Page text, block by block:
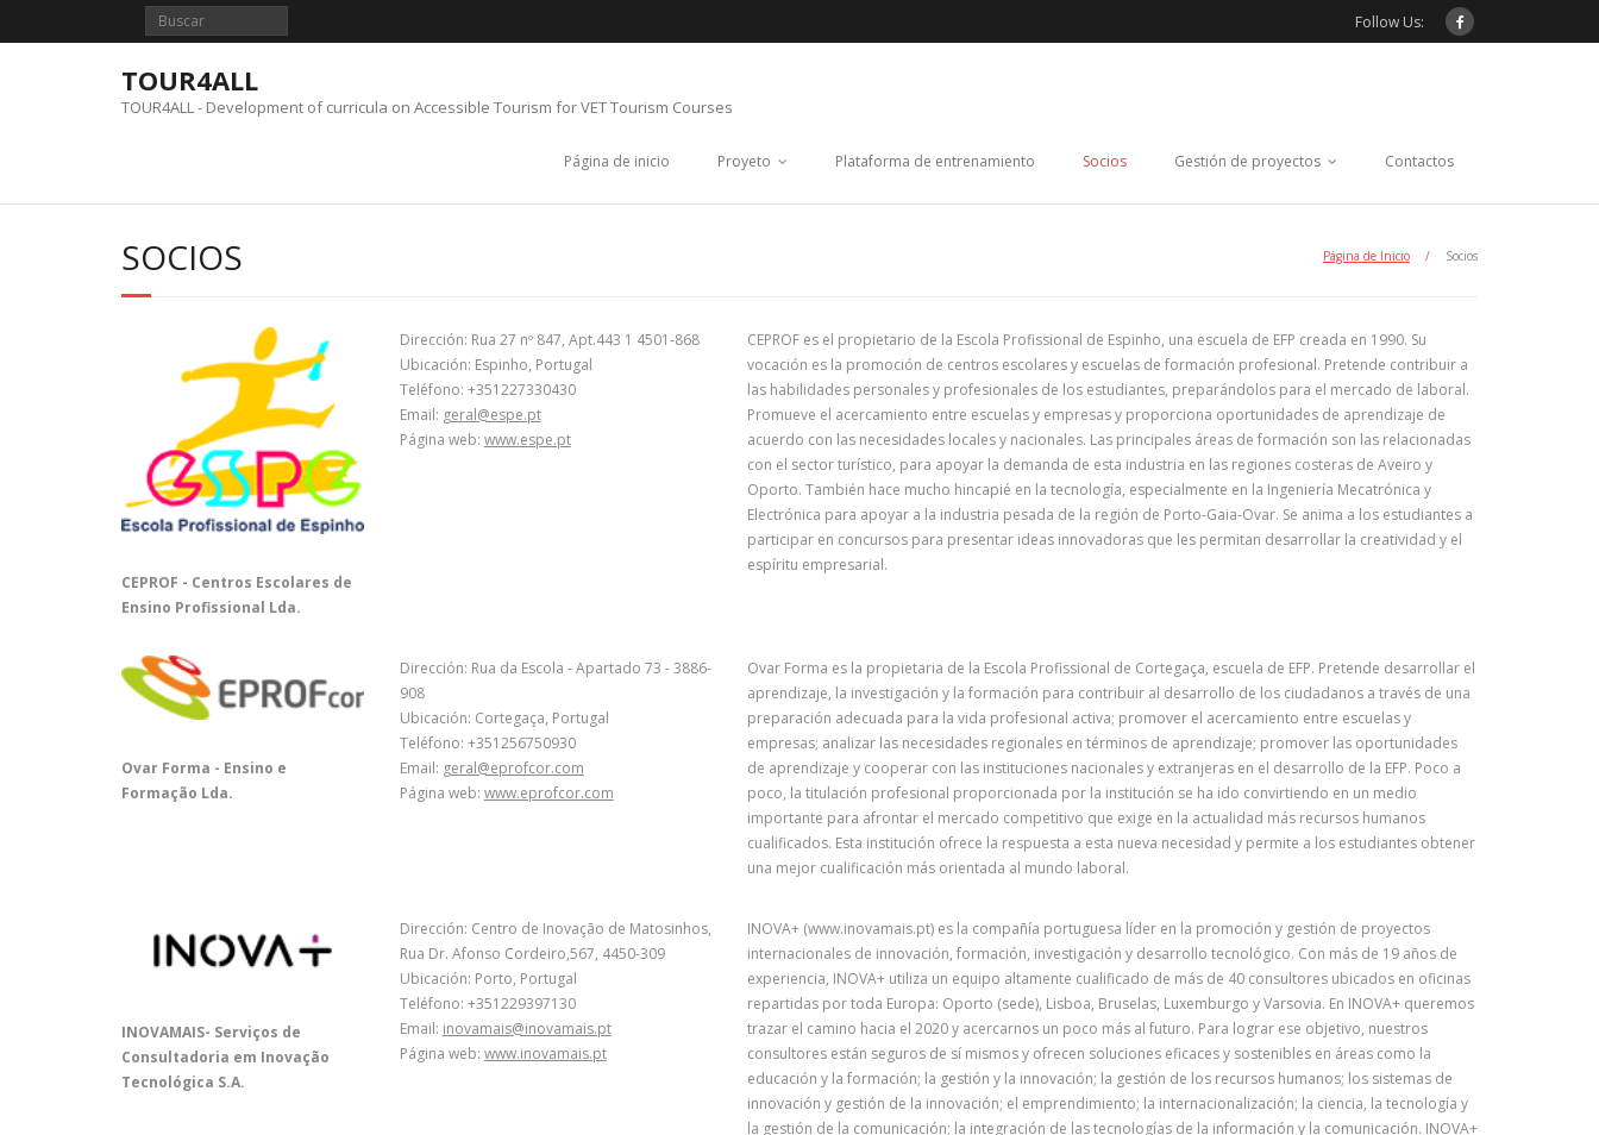
Follow Us:
TOUR4ALL
TOUR4ALL - Development of curricula on Accessible Tourism for VET Tourism Courses
Página de inicio Proyeto Plataforma de entrenamiento Socios Gestión de proyectos Contactos
SOCIOS Página de Inicio / Socios
CEPROF - Centros Escolares de
Ensino Profissional Lda.
Dirección: Rua 27 nº 847, Apt.443 1 4501-868
Ubicación: Espinho, Portugal
Teléfono: +351227330430
Email: geral@espe.pt
Página web: www.espe.pt
CEPROF es el propietario de la Escola Profissional de Espinho, una escuela de EFP creada en 1990. Su
vocación es la promoción de centros escolares y escuelas de formación profesional. Pretende contribuir a
las habilidades personales y profesionales de los estudiantes, preparándolos para el mercado de laboral.
Promueve el acercamiento entre escuelas y empresas y proporciona oportunidades de aprendizaje de
acuerdo con las necesidades locales y nacionales. Las principales áreas de formación son las relacionadas
con el sector turístico, para apoyar la demanda de esta industria en las regiones costeras de Aveiro y
Oporto. También hace mucho hincapié en la tecnología, especialmente en la Ingeniería Mecatrónica y
Electrónica para apoyar a la industria pesada de la región de Porto-Gaia-Ovar. Se anima a los estudiantes a
participar en concursos para presentar ideas innovadoras que les permitan desarrollar la creatividad y el
espíritu empresarial.
Ovar Forma - Ensino e
Formação Lda.
Dirección: Rua da Escola - Apartado 73 - 3886-
908
Ubicación: Cortegaça, Portugal
Teléfono: +351256750930
Email: geral@eprofcor.com
Página web: www.eprofcor.com
Ovar Forma es la propietaria de la Escola Profissional de Cortegaça, escuela de EFP. Pretende desarrollar el
aprendizaje, la investigación y la formación para contribuir al desarrollo de los ciudadanos a través de una
preparación adecuada para la vida profesional activa; promover el acercamiento entre escuelas y
empresas; analizar las necesidades regionales en términos de aprendizaje; promover las oportunidades
de aprendizaje y cooperar con las instituciones nacionales y extranjeras en el desarrollo de la EFP. Poco a
poco, la titulación profesional proporcionada por la institución se ha ido convirtiendo en un medio
importante para afrontar el mercado competitivo que exige en la actualidad más recursos humanos
cualificados. Esta institución ofrece la respuesta a esta nueva necesidad y permite a los estudiantes obtener
una mejor cualificación más orientada al mundo laboral.
INOVAMAIS- Serviços de
Consultadoria em Inovação
Tecnológica S.A.
Dirección: Centro de Inovação de Matosinhos,
Rua Dr. Afonso Cordeiro,567, 4450-309
Ubicación: Porto, Portugal
Teléfono: +351229397130
Email: inovamais@inovamais.pt
Página web: www.inovamais.pt
INOVA+ (www.inovamais.pt) es la compañía portuguesa líder en la promoción y gestión de proyectos
internacionales de innovación, formación, investigación y desarrollo tecnológico. Con más de 19 años de
experiencia, INOVA+ utiliza un equipo altamente cualificado de más de 40 consultores ubicados en oficinas
repartidas por toda Europa: Oporto (sede), Lisboa, Bruselas, Luxemburgo y Varsovia. En INOVA+ queremos
trazar el camino hacia el 2020 y acercarnos un poco más al futuro. Para lograr ese objetivo, nuestros
consultores están seguros de sí mismos y ofrecen soluciones eficaces y sostenibles en áreas como la
educación y la formación; la gestión y la innovación; la gestión de los recursos humanos; los sistemas de
innovación y gestión de la innovación; el emprendimiento; la internacionalización; la ciencia, la tecnología y
la gestión de la comunicación; la integración de las tecnologías de la información y la comunicación. INOVA+